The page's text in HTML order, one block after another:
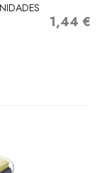
Precio
1,44 €